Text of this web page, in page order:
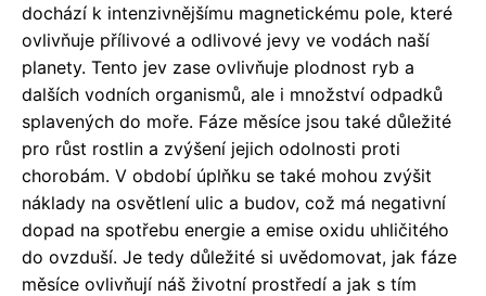
dochází k intenzivnějšímu magnetickému pole, které
ovlivňuje přílivové a odlivové jevy ve vodách naší
planety. Tento jev zase ovlivňuje plodnost ryb a
dalších vodních organismů, ale i množství odpadků
splavených do moře. Fáze měsíce jsou také důležité
pro růst rostlin a zvýšení jejich odolnosti proti
chorobám. V období úplňku se také mohou zvýšit
náklady na osvětlení ulic a budov, což má negativní
dopad na spotřebu energie a emise oxidu uhličitého
do ovzduší. Je tedy důležité si uvědomovat, jak fáze
měsíce ovlivňují náš životní prostředí a jak s tím